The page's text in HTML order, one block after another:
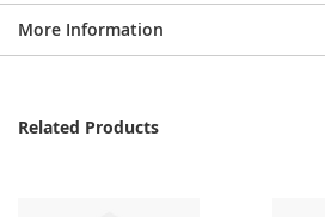
More Information
Related Products